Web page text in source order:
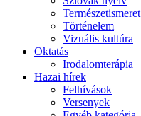
Természetismeret
Történelem
Vizuális kultúra
Oktatás
Irodalomterápia
Hazai hírek
Felhívások
Versenyek